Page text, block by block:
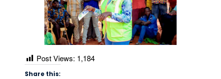
Post Views: 1,184
Share this: